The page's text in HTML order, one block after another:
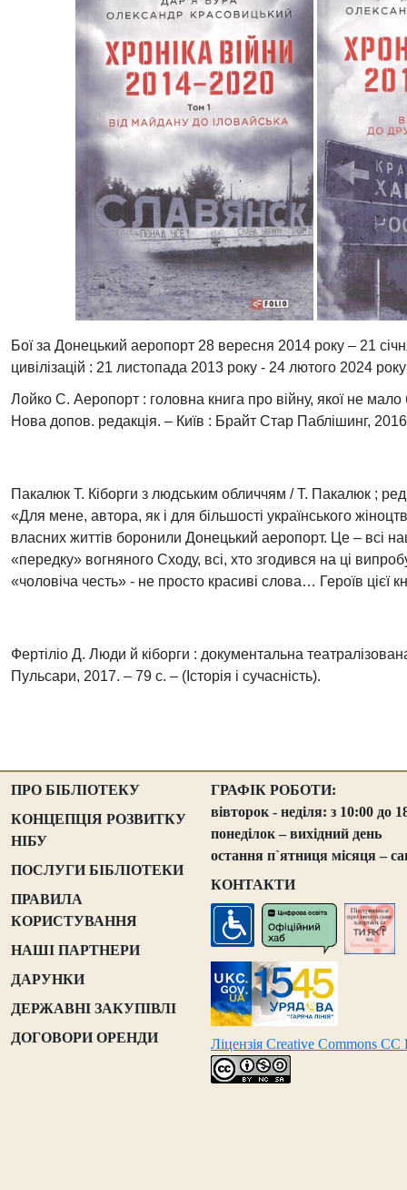
Бої за Донецький аеропорт 28 вересня 2014 року – 21
цивілізацій : 21 листопада 2013 року - 24 лютого 2024
Лойко С. Аеропорт : головна книга про війну, якої не
Нова допов. редакція. – Київ : Брайт Стар Паблішинг,
Пакалюк Т. Кіборги з людським обличчям / Т. Пакалюк ;
«Для мене, автора, як і для більшості українського
власних життів боронили Донецький аеропорт. Це – всі
«передку» вогняного Сходу, всі, хто згодився на ці
«чоловіча честь» - не просто красиві слова… Героїв
Фертіліо Д. Люди й кіборги : документальна
Пульсари, 2017. – 79 с. – (Історія і сучасність).
ПРО БІБЛІОТЕКУ
КОНЦЕПЦІЯ РОЗВИТКУ
НІБУ
ПОСЛУГИ БІБЛІОТЕКИ
ПРАВИЛА
КОРИСТУВАННЯ
НАШІ ПАРТНЕРИ
ДАРУНКИ
ДЕРЖАВНІ ЗАКУПІВЛІ
ДОГОВОРИ ОРЕНДИ
ГРАФІК РОБОТИ:
вівторок - неділя: з 10:00 до
понеділок – вихідний день
остання п`ятниця місяця –
КОНТАКТИ
Ліцензія Creative Commons